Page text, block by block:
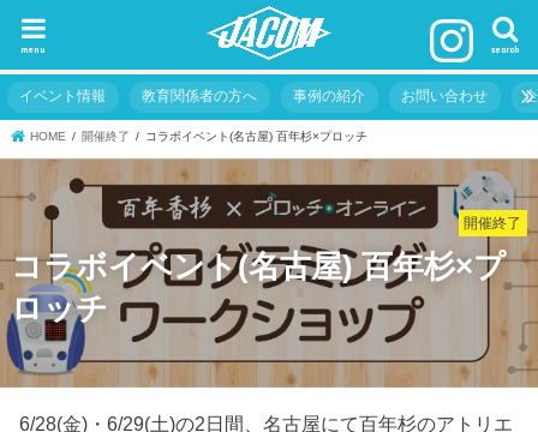
search
menu
イベント情報 教育関係者の方へ 事例の紹介 お問い合わせ
HOME 開催終了 コラボイベント(名古屋) 百年杉×プロッチ
開催終了
コラボイベント(名古屋) 百年杉×プ
ロッチ
6/28(金)・6/29(土)の2日間、名古屋にて百年杉のアトリエ